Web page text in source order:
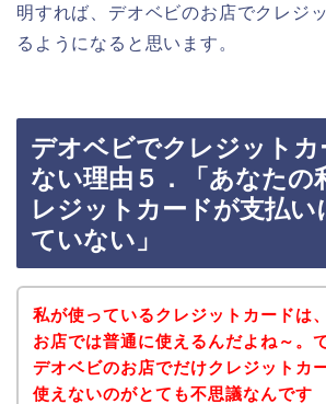
明すれば、デオベビのお店でクレジ
るようになると思います。
デオベビでクレジットカ
ない理由５．「あなたの
レジットカードが支払い
ていない」
私が使っているクレジットカードは
お店では普通に使えるんだよね～。で
デオベビのお店でだけクレジットカ
使えないのがとても不思議なんです